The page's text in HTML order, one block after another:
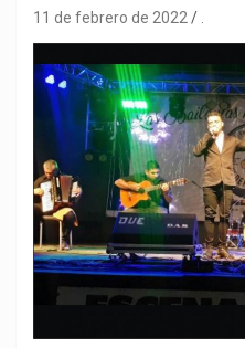
11 de febrero de 2022